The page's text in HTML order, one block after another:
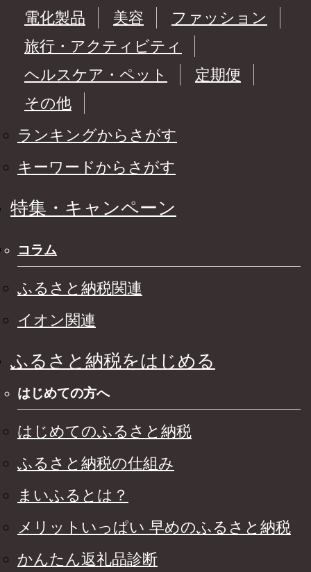
電化製品
美容
ファッション
旅行・アクティビティ
ヘルスケア・ペット
定期便
その他
ランキングからさがす
キーワードからさがす
特集・キャンペーン
コラム
ふるさと納税関連
イオン関連
ふるさと納税をはじめる
はじめての方へ
はじめてのふるさと納税
ふるさと納税の仕組み
まいふるとは？
メリットいっぱい 早めのふるさと納税
かんたん返礼品診断